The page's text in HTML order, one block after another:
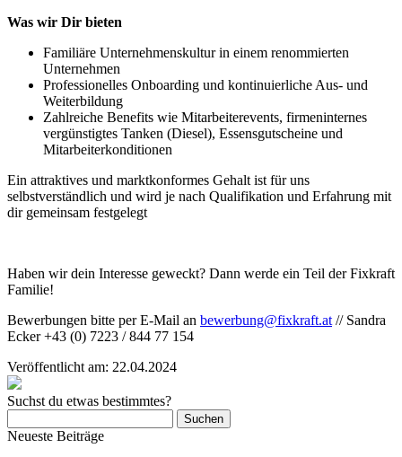
Was wir Dir bieten
Familiäre Unternehmenskultur in einem renommierten
Unternehmen
Professionelles Onboarding und kontinuierliche Aus- und
Weiterbildung
Zahlreiche Benefits wie Mitarbeiterevents, firmeninternes
vergünstigtes Tanken (Diesel), Essensgutscheine und
Mitarbeiterkonditionen
Ein attraktives und marktkonformes Gehalt ist für uns
selbstverständlich und wird je nach Qualifikation und Erfahrung mit
dir gemeinsam festgelegt
Haben wir dein Interesse geweckt? Dann werde ein Teil der Fixkraft
Familie!
Bewerbungen bitte per E-Mail an bewerbung@fixkraft.at // Sandra
Ecker +43 (0) 7223 / 844 77 154
Veröffentlicht am: 22.04.2024
Suchst du etwas bestimmtes?
nach:
Neueste Beiträge